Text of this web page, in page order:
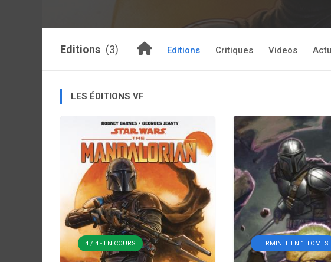
Editions (3) Editions Critiques Videos Actu
LES ÉDITIONS VF
4 / 4 - EN COURS TERMINÉE EN 1 TOMES